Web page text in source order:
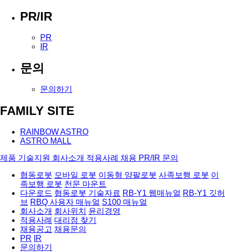
PR/IR
PR
IR
문의
문의하기
FAMILY SITE
RAINBOW ASTRO
ASTRO MALL
제품 기술지원 회사소개 적용사례 채용 PR/IR 문의
협동로봇 모바일 로봇 이동형 양팔로봇 사족보행 로봇 이
족보행 로봇 천문 마운트
다운로드 협동로봇 기술자료 RB-Y1 웹매뉴얼 RB-Y1 깃허
브 RBQ 사용자 매뉴얼 S100 매뉴얼
회사소개 회사위치
윤리경영
적용사례 대리점 찾기
채용공고 채용문의
PR
IR
문의하기